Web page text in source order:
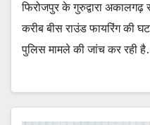
फिरोजपुर के गुरुद्वारा अकालगढ़
करीब बीस राउंड फायरिंग की
पुलिस मामले की जांच कर रही